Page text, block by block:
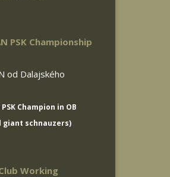
PSK Championship
od Dalajského
Champion in OB
giant schnauzers)
Working